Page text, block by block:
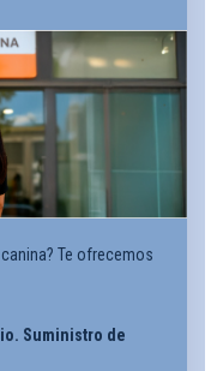
Te ofrecemos
Suministro de